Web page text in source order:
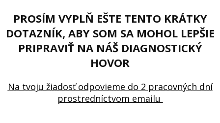
PROSÍM VYPLŇ EŠTE TENTO KRÁTKY
DOTAZNÍK, ABY SOM SA MOHOL LEPŠIE
PRIPRAVIŤ NA NÁŠ DIAGNOSTICKÝ
HOVOR
Na tvoju žiadosť odpovieme do 2 pracovných dní
prostredníctvom emailu